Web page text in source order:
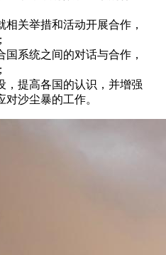
关举措和活动开展合作，
系统之间的对话与合作，
，提高各国的认识，并增强
沙尘暴的工作。